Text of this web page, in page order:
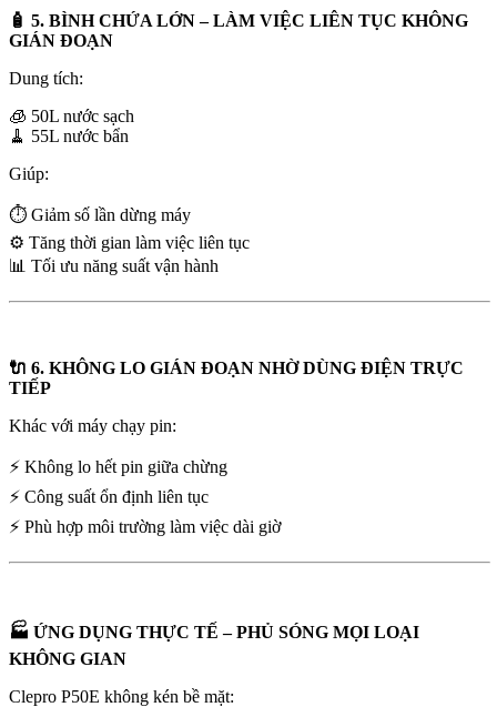
🧴 5. BÌNH CHỨA LỚN – LÀM VIỆC LIÊN TỤC KHÔNG
GIÁN ĐOẠN
Dung tích:
🧊 50L nước sạch
🧹 55L nước bẩn
Giúp:
⏱️ Giảm số lần dừng máy
⚙️ Tăng thời gian làm việc liên tục
📊 Tối ưu năng suất vận hành
🔌 6. KHÔNG LO GIÁN ĐOẠN NHỜ DÙNG ĐIỆN TRỰC
TIẾP
Khác với máy chạy pin:
⚡ Không lo hết pin giữa chừng
⚡ Công suất ổn định liên tục
⚡ Phù hợp môi trường làm việc dài giờ
🏭 ỨNG DỤNG THỰC TẾ – PHỦ SÓNG MỌI LOẠI
KHÔNG GIAN
Clepro P50E không kén bề mặt: